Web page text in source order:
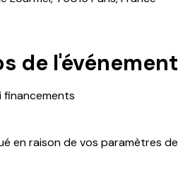
de l'événement
financements
en raison de vos paramètres